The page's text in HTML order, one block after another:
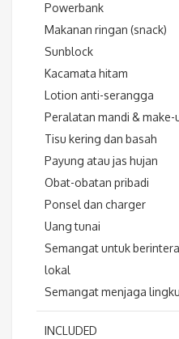
Powerbank
Makanan ringan (snack)
Sunblock
Kacamata hitam
Lotion anti-serangga
Peralatan mandi & make-
Tisu kering dan basah
Payung atau jas hujan
Obat-obatan pribadi
Ponsel dan charger
Uang tunai
Semangat untuk
lokal
Semangat menjaga
INCLUDED